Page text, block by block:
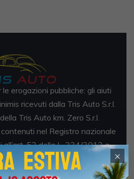
erogazioni pubbliche: gli aiuti
ricevuti dalla Tris Auto S.r.l.
Tris Auto km. Zero S.r.l.
nel Registro nazionale
all’art. 52 della L. 234/2012 a
al seguente link
×